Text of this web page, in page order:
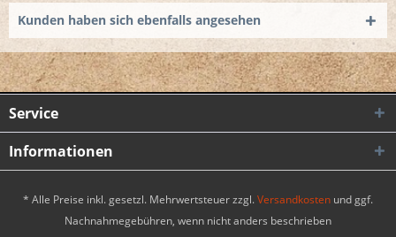
Kunden haben sich ebenfalls angesehen
Service
Informationen
* Alle Preise inkl. gesetzl. Mehrwertsteuer zzgl.Versandkosten und ggf.
Nachnahmegebühren, wenn nicht anders beschrieben